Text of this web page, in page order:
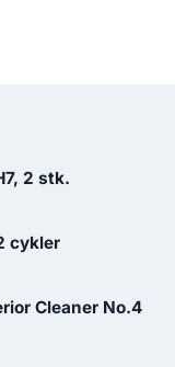
2 stk.
cykler
Cleaner No.4